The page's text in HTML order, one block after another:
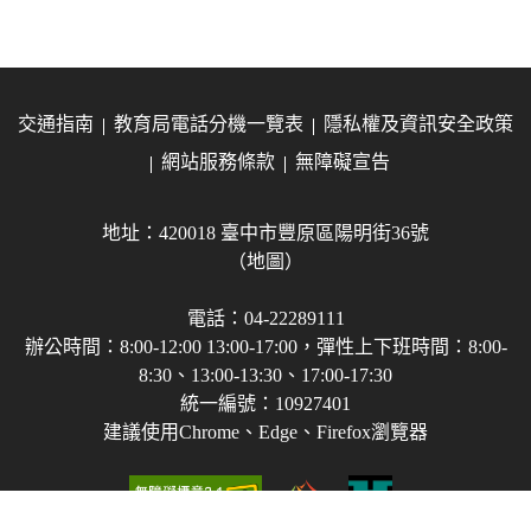
交通指南 教育局電話分機一覽表
隱私權及資訊安全政策
網站服務條款
無障礙宣告
地址：420018 臺中市豐原區陽明街36號
（地圖）
電話：04-22289111
辦公時間：8:00-12:00 13:00-17:00，彈性上下班時間：8:00-
8:30、13:00-13:30、17:00-17:30
統一編號：10927401
建議使用Chrome、Edge、Firefox瀏覽器